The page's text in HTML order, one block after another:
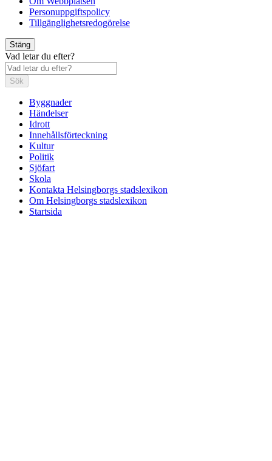
Personuppgiftspolicy
Tillgänglighetsredogörelse
Stäng
Vad letar du efter?
Sök
Byggnader
Händelser
Idrott
Innehållsförteckning
Kultur
Politik
Sjöfart
Skola
Kontakta Helsingborgs stadslexikon
Om Helsingborgs stadslexikon
Startsida